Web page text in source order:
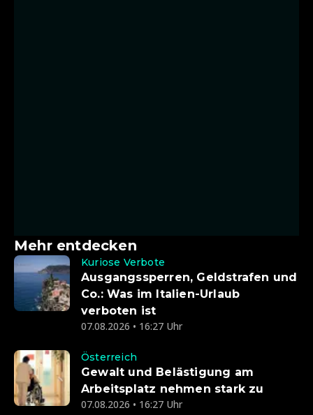
Mehr entdecken
Kuriose Verbote
Ausgangssperren, Geldstrafen und
Co.: Was im Italien-Urlaub
verboten ist
07.08.2026 • 16:27 Uhr
Österreich
Gewalt und Belästigung am
Arbeitsplatz nehmen stark zu
07.08.2026 • 16:27 Uhr